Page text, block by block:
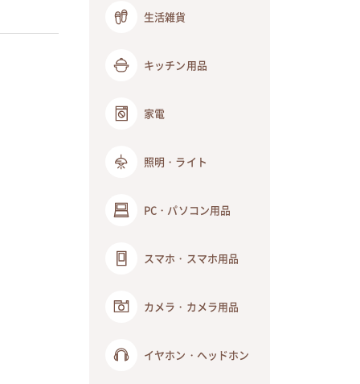
生活雑貨
キッチン用品
家電
照明・ライト
PC・パソコン用品
スマホ・スマホ用品
カメラ・カメラ用品
イヤホン・ヘッドホン